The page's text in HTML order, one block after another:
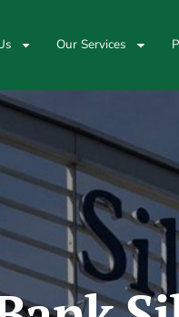
Our Services